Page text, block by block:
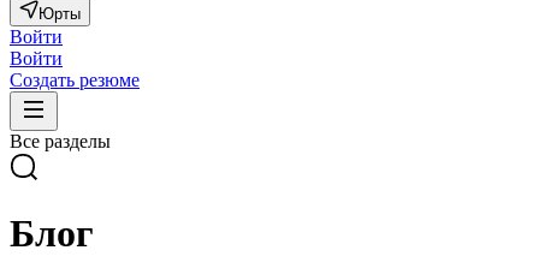
Юрты
Войти
Войти
Создать резюме
Все разделы
Блог